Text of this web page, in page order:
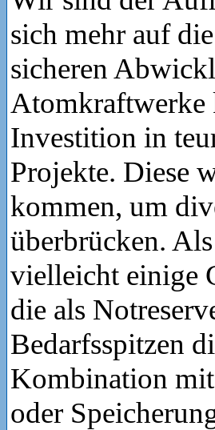
sich mehr auf
sicheren
Atomkraftwerke
Investition in
Projekte. Diese
kommen, um
überbrücken.
vielleicht einige
die als
Bedarfsspitzen
Kombination
oder